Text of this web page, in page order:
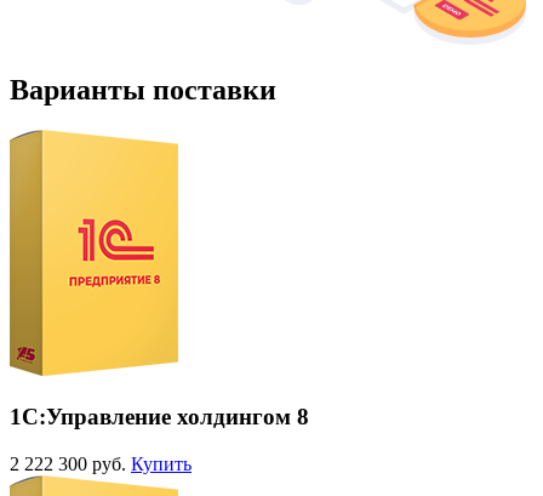
Варианты поставки
1С:Управление холдингом 8
2 222 300 руб. Купить